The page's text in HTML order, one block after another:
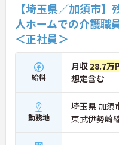
【埼玉県／加須市
人ホームでの介護職
＜正社員＞
給料
月収 28.7万
想定含む
勤務地
埼玉県 加須
東武伊勢崎